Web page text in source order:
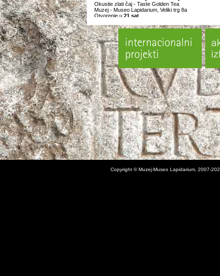
Okusite zlati čaj - Taste Golden Tea
Muzej - Museo Lapidarium, Veliki trg 8a
Otvorenje u 21 sat
21. 7. 2016. Ljiljana Petrović/Aleksandar Kostić
Posljednja večera
Muzej - Museo Lapidarium, Veliki trg 8a
Otvorenje u
21 sat
28. 7. 2016. Dragana Sapanjoš
Torte / Cakes
Muzej - Museo Lapidarium, Veliki trg 8a
Otvorenje u21 sat
31. 7. 2016. Vlasta Delimar
Imam 60 godina
Galerija Rigo, Velika ulica 5
Početak u21 sat
6, 13, 20, 27. 7. 2016.
Film pod muzejskim zvijezdama
Svaka srijeda
Početak u21.30 sati
Za više informacija pratite nas na našojFacebook
Copyright © Muzej-Museo Lapidarium, 2007-